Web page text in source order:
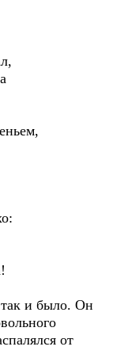
так и было. Он
от